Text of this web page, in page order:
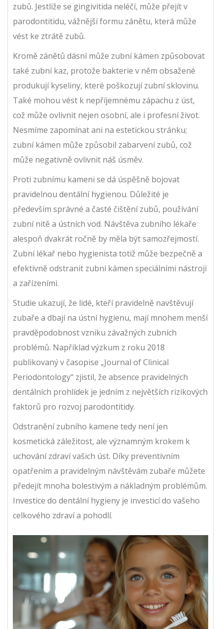
zubů. Jestliže se gingivitida neléčí, může přejít v
parodontitidu, vážnější formu zánětu, která může
vést ke ztrátě zubů.
Kromě zánětů dásní může zubní kámen způsobovat
také zubní kaz, protože bakterie v něm obsažené
produkují kyseliny, které poškozují zubní sklovinu.
Také mohou vést k nepříjemnému zápachu z úst,
což může ovlivnit nejen osobní, ale i profesní život.
Nesmíme zapomínat ani na estetickou stránku;
zubní kámen může způsobil zabarvení zubů, což
může negativně ovlivnit náš úsměv.
Proti zubnímu kameni se dá úspěšně bojovat
pravidelnou dentální hygienou. Důležité je
především správné a časté čištění zubů, používání
zubní nitě a ústních vod. Návštěva zubního lékaře
alespoň dvakrát ročně by měla být samozřejmostí.
Zubní lékař nebo hygienista totiž může bezpečně a
efektivně odstranit zubní kámen speciálními nástroji
a zařízeními.
Studie ukazují, že lidé, kteří pravidelně navštěvují
zubaře a dbají na ústní hygienu, mají mnohem menší
pravděpodobnost vzniku závažných zubních
problémů. Například výzkum z roku 2018
publikovaný v časopise „Journal of Clinical
Periodontology“ zjistil, že absence pravidelných
dentálních prohlídek je jedním z největších rizikových
faktorů pro rozvoj parodontitidy.
Odstranění zubního kamene tedy není jen
kosmetická záležitost, ale významným krokem k
uchování zdraví vašich úst. Díky preventivním
opatřením a pravidelným návštěvám zubaře můžete
předejít mnoha bolestivým a nákladným problémům.
Investice do dentální hygieny je investicí do vašeho
celkového zdraví a pohodlí.